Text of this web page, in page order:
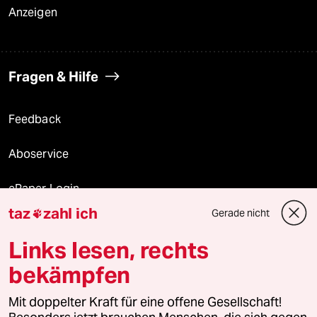
Anzeigen
Fragen & Hilfe
Feedback
Aboservice
ePaper Login
Downloads für Abonnierende
© 2026 taz Verlags und Vertriebs GmbH
Alle Rechte vorbehalten. Bei rechtlichen Fragen oder für Genehmigungen
wenden Sie sich bitte an
lizenzen@taz.de
taz zahl ich Gerade nicht
Links lesen, rechts
bekämpfen
Mit doppelter Kraft für eine offene Gesellschaft!